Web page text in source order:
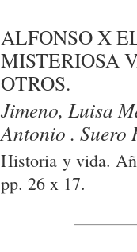
ALFONSO X
MISTERIOSA
OTROS.
Jimeno, Luisa
Antonio . Suero
Historia y vida.
pp. 26 x 17.